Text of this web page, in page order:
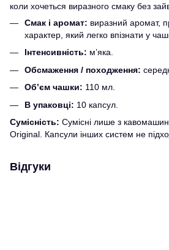
коли хочеться виразного смаку без
Смак і аромат: виразний аромат,
характер, який легко впізнати у
Інтенсивність: м’яка.
Обсмаження / походження:
Об’єм чашки: 110 мл.
В упаковці: 10 капсул.
Сумісність: Сумісні лише з
Original. Капсули інших систем не
Відгуки